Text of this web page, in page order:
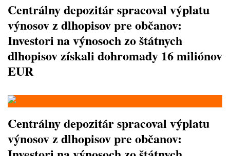
Centrálny depozitár spracoval výplatu
výnosov z dlhopisov pre občanov:
Investori na výnosoch zo štátnych
dlhopisov získali dohromady 16 miliónov
EUR
Centrálny depozitár spracoval výplatu
výnosov z dlhopisov pre občanov: